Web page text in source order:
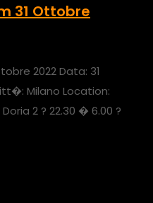
31 Ottobre
2022 Data: 31
Milano Location:
2 ? 22.30 � 6.00 ?